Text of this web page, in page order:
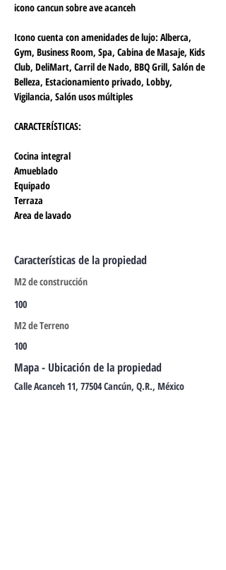
icono cancun sobre ave acanceh
Icono cuenta con amenidades de lujo: Alberca,
Gym, Business Room, Spa, Cabina de Masaje, Kids
Club, DeliMart, Carril de Nado, BBQ Grill, Salón de
Belleza, Estacionamiento privado, Lobby,
Vigilancia, Salón usos múltiples
CARACTERÍSTICAS:
Cocina integral
Amueblado
Equipado
Terraza
Area de lavado
Características de la propiedad
M2 de construcción
100
M2 de Terreno
100
Mapa - Ubicación de la propiedad
Calle Acanceh 11, 77504 Cancún, Q.R., México